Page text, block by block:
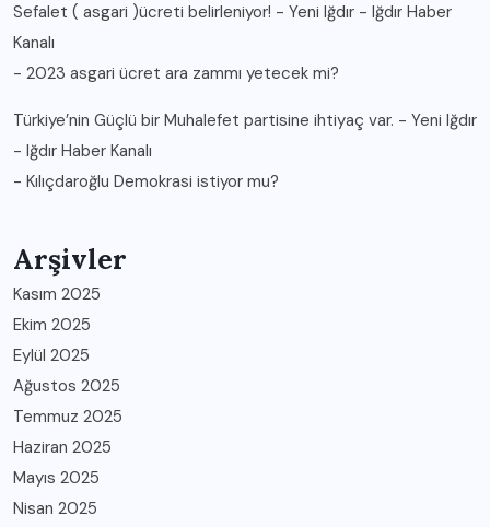
Sefalet ( asgari )ücreti belirleniyor! - Yeni Iğdır - Iğdır Haber
Kanalı
- 2023 asgari ücret ara zammı yetecek mi?
Türkiye’nin Güçlü bir Muhalefet partisine ihtiyaç var. - Yeni Iğdır
- Iğdır Haber Kanalı
- Kılıçdaroğlu Demokrasi istiyor mu?
Arşivler
Kasım 2025
Ekim 2025
Eylül 2025
Ağustos 2025
Temmuz 2025
Haziran 2025
Mayıs 2025
Nisan 2025